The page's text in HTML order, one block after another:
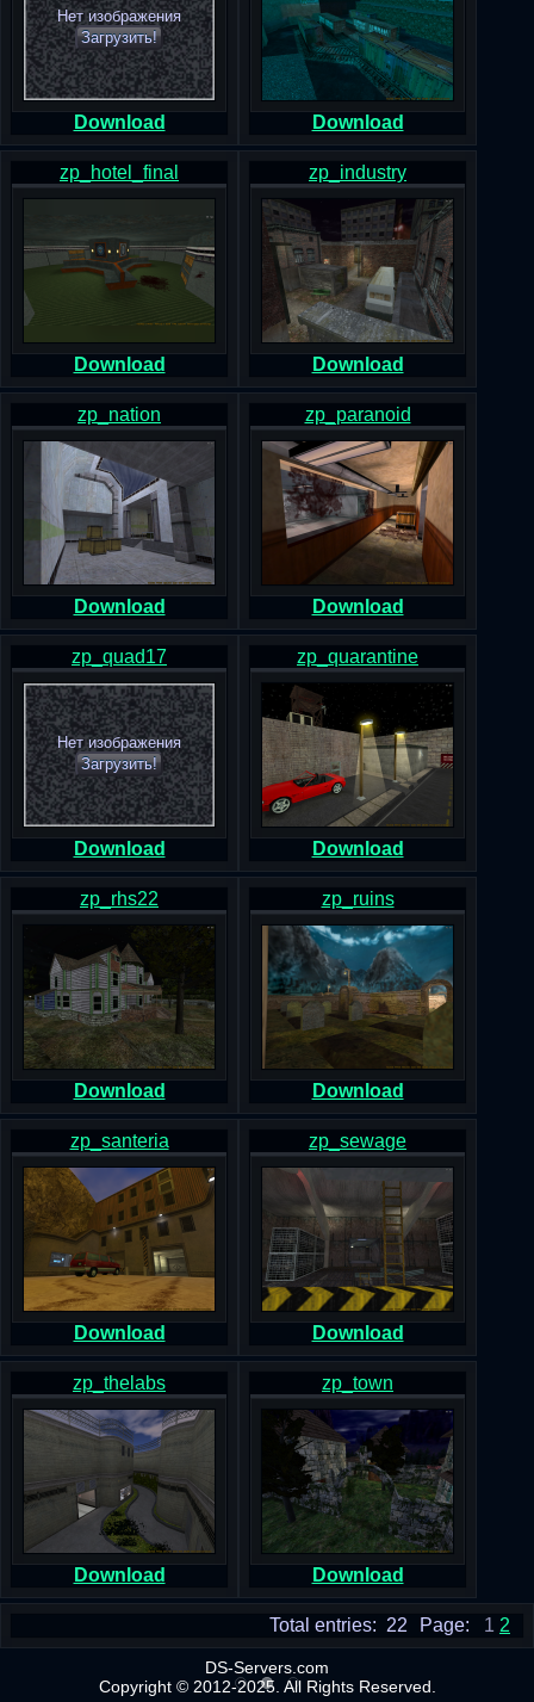
Нет изображения
Загрузить!
Download Download
zp_hotel_final
Download
zp_industry
Download
zp_nation
Download
zp_paranoid
Download
zp_quad17
Нет изображения
Загрузить!
Download
zp_quarantine
Download
zp_rhs22
Download
zp_ruins
Download
zp_santeria
Download
zp_sewage
Download
zp_thelabs
Download
zp_town
Download
Page: 1 2
Total entries: 22
DS-Servers.com
Copyright © 2012-2025. All Rights Reserved.